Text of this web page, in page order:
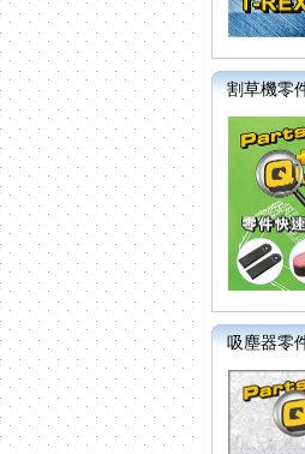
割草機零
吸塵器零